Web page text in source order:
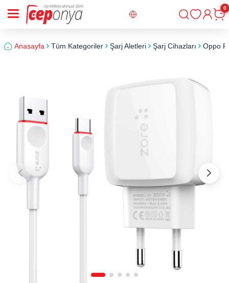
Giriş
0
Anasayfa Tüm Kategoriler Şarj Aletleri Şarj Cihazları Oppo